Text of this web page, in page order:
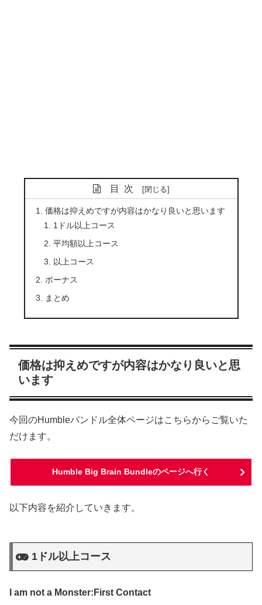
目次
価格は抑えめですが内容はかなり良いと思います
1ドル以上コース
平均額以上コース
以上コース
ボーナス
まとめ
価格は抑えめですが内容はかなり良いと思
います
今回のHumbleバンドル全体ページはこちらからご覧いた
だけます。
Humble Big Brain Bundleのページへ行く
以下内容を紹介していきます。
1ドル以上コース
I am not a Monster:First Contact